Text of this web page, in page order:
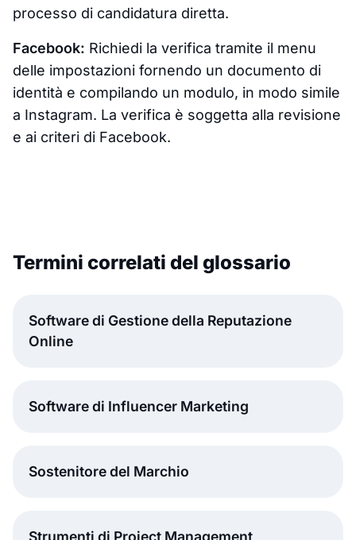
processo di candidatura diretta.
Facebook: Richiedi la verifica tramite il menu
delle impostazioni fornendo un documento di
identità e compilando un modulo, in modo simile
a Instagram. La verifica è soggetta alla revisione
e ai criteri di Facebook.
Termini correlati del glossario
Software di Gestione della Reputazione
Online
Software di Influencer Marketing
Sostenitore del Marchio
Strumenti di Project Management